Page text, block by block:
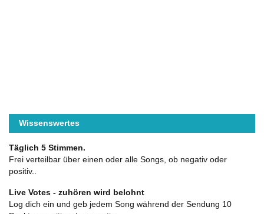
Wissenswertes
Täglich 5 Stimmen.
Frei verteilbar über einen oder alle Songs, ob negativ oder
positiv..
Live Votes - zuhören wird belohnt
Log dich ein und geb jedem Song während der Sendung 10